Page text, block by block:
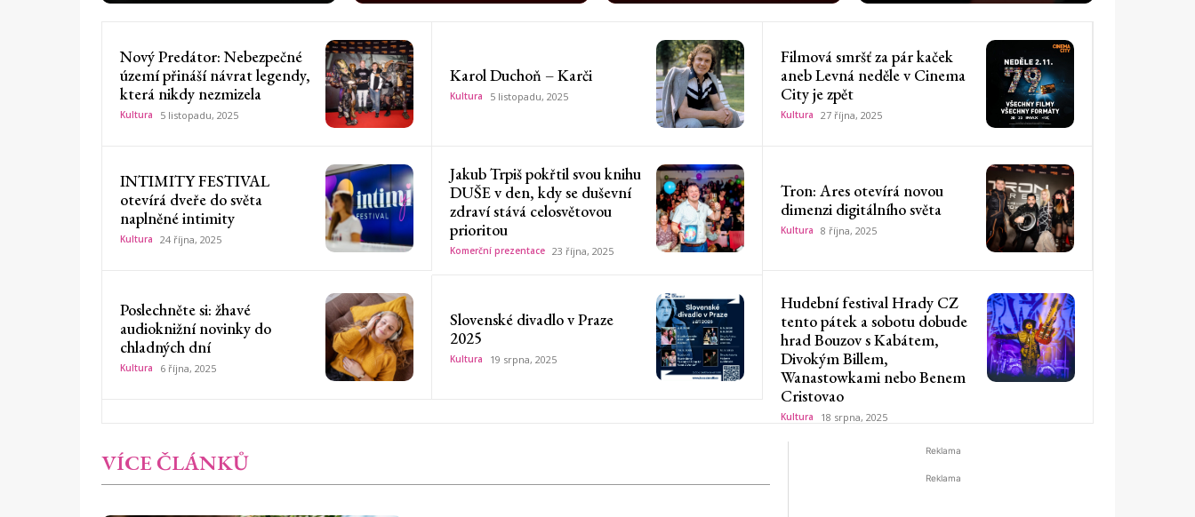
Nový Predátor: Nebezpečné
území přináší návrat legendy,
která nikdy nezmizela
Kultura 5 listopadu, 2025
Karol Duchoň – Karči
Kultura 5 listopadu, 2025
Filmová smršť za pár kaček
aneb Levná neděle v Cinema
City je zpět
Kultura 27 října, 2025
INTIMITY FESTIVAL
otevírá dveře do světa
naplněné intimity
Kultura 24 října, 2025
Jakub Trpiš pokřtil svou knihu
DUŠE v den, kdy se duševní
zdraví stává celosvětovou
prioritou
Komerční prezentace 23 října, 2025
Tron: Ares otevírá novou
dimenzi digitálního světa
Kultura 8 října, 2025
Poslechněte si: žhavé
audioknižní novinky do
chladných dní
Kultura 6 října, 2025
Slovenské divadlo v Praze
2025
Kultura 19 srpna, 2025
Hudební festival Hrady CZ
tento pátek a sobotu dobude
hrad Bouzov s Kabátem,
Divokým Billem,
Wanastowkami nebo Benem
Cristovao
Kultura 18 srpna, 2025
VÍCE ČLÁNKŮ Reklama
Reklama